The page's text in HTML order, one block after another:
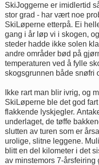
SkiJoggerne er imidlertid
stor grad - har vært noe
SkiLøperne etterpå. Ei
gang i år løp vi i skogen,
steder hadde ikke solen
andre områder bød på
temperaturen ved å fylle
skogsgrunnen både snøfri
Ikke rart man blir ivrig, og
SkiLøperne ble det god
flakkende lyskjegler.
underlaget, de tøffe
slutten av turen som er
urolige, slitne leggene.
blitt en del kilometer i det
av minstemors 7-årsfeiring